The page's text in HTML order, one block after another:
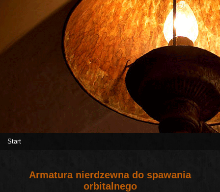
Start
Armatura nierdzewna do spawania
orbitalnego